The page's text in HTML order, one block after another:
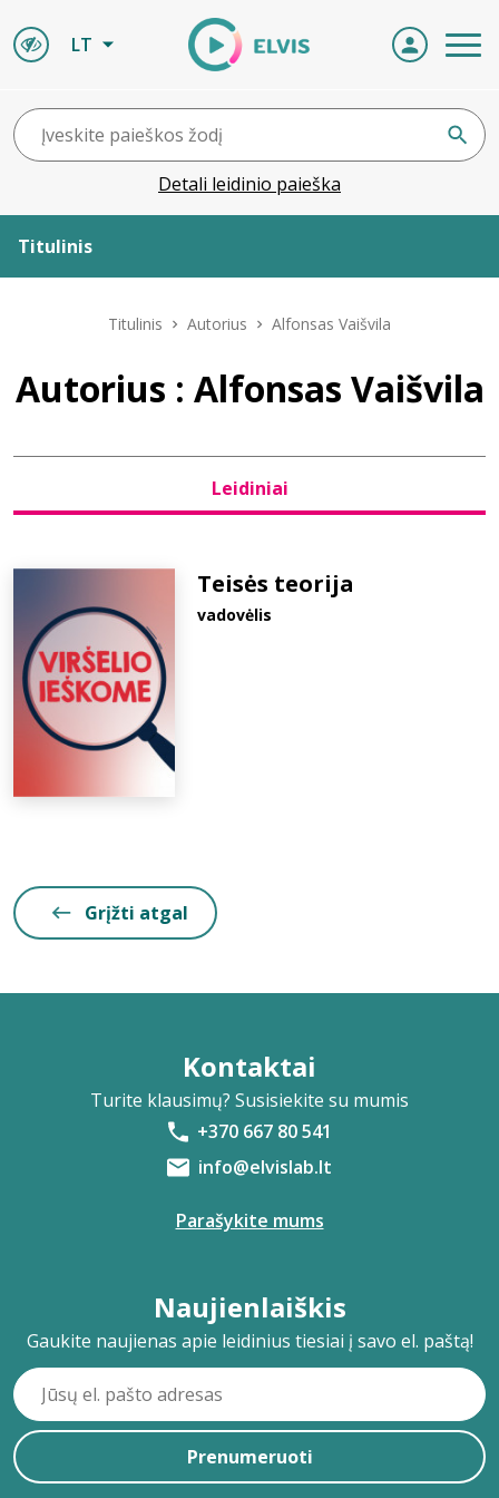
LT
Detali leidinio paieška
Titulinis
Leidiniai
D.U.K.
Titulinis Autorius Alfonsas Vaišvila
Autorius : Alfonsas Vaišvila
Leidiniai
Teisės teorija
vadovėlis
Grįžti atgal
Kontaktai
Turite klausimų? Susisiekite su mumis
+370 667 80 541
info@elvislab.lt
Parašykite mums
Naujienlaiškis
Gaukite naujienas apie leidinius tiesiai į savo el. paštą!
Prenumeruoti